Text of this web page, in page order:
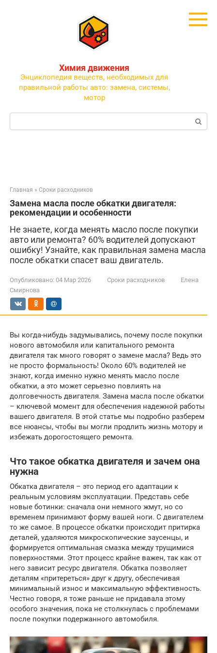
Химия движения
Энциклопедия веществ, необходимых для
правильной работы авто: замена, системы,
мотор
Поиск:
Главная » Сроки расходников
Замена масла после обкатки двигателя:
рекомендации и особенности
Не знаете, когда менять масло после покупки
авто или ремонта? 60% водителей допускают
ошибку! Узнайте, как правильная замена масла
после обкатки спасет ваш двигатель.
Опубликовано: 04 Мар 2026 Сроки расходников
Елена
Смирнова
Вы когда-нибудь задумывались, почему после покупки
нового автомобиля или капитального ремонта
двигателя так много говорят о замене масла? Ведь это
не просто формальность! Около 60% водителей не
знают, когда именно нужно менять масло после
обкатки, а это может серьезно повлиять на
долговечность двигателя. Замена масла после обкатки
– ключевой момент для обеспечения надежной работы
вашего двигателя. В этой статье мы подробно разберем
все нюансы, чтобы вы могли продлить жизнь мотору и
избежать дорогостоящего ремонта.
Что такое обкатка двигателя и зачем она
нужна
Обкатка двигателя – это период его адаптации к
реальным условиям эксплуатации. Представь себе
новые ботинки: сначала они немного жмут, но со
временем принимают форму вашей ноги. С двигателем
то же самое. В процессе обкатки происходит притирка
деталей, удаляются микроскопические заусенцы, и
формируется оптимальная смазка между трущимися
поверхностями. Этот процесс крайне важен, так как от
него зависит ресурс двигателя. Обкатка позволяет
деталям «притереться» друг к другу, обеспечивая
минимальный износ и максимальную эффективность.
Честно говоря, я тоже раньше не придавала этому
особого значения, пока не столкнулась с проблемами
после покупки подержанного автомобиля.